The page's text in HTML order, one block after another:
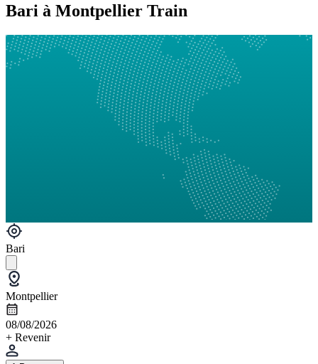
Bari à Montpellier Train
Bari
Montpellier
08/08/2026
+ Revenir